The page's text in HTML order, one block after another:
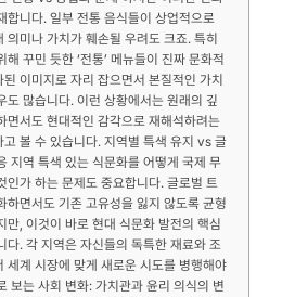
합니다. 일부 전통 음식들이 상업적으로
의미나 가치가 훼손될 우려도 크죠. 특히
해 꾸민 듯한 ‘전통’ 메뉴들이 진짜 문화적
이미지로 자리 잡으면서 본질적인 가치
도 많습니다. 이런 상황에서는 원래의 깊
면서도 현대적인 감각으로 재해석하려는
고 볼 수 있습니다. 지역별 특색 유지 vs 글
지역 특색 있는 식문화를 어떻게 국제 무
인가 하는 문제도 중요합니다. 글로벌 트
하면서도 기존 고유성을 잃지 않도록 균형
만, 이것이 바로 현대 식문화 발전의 핵심
다. 각 지역은 자신들의 독특한 재료와 조
세계 시장에 맞게 새로운 시도를 병행해야
보는 사회 변화: 가치관과 윤리 의식의 변